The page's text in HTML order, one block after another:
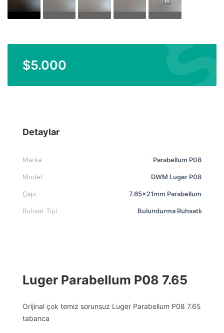
$5.000
Detaylar
Marka Parabellum P08
Model DWM Luger P08
Çapı 7.65x21mm Parabellum
Ruhsat Tipi Bulundurma Ruhsatlı
Luger Parabellum P08 7.65
Orijinal çok temiz sorunsuz Luger Parabellum P08 7.65
tabanca